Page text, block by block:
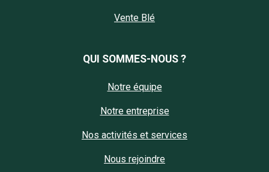
Vente Blé
QUI SOMMES-NOUS ?
Notre équipe
Notre entreprise
Nos activités et services
Nous rejoindre